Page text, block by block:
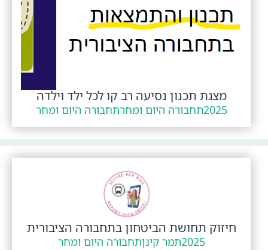
מצגת תכנון נסיעה רב קו לכל ילד וילדה
2025תחבורה היום ומחרתחבורה היום ומחר
חיזוק תחושת הביטחון בתחבורה הציבורית
2025תמר קינןתחבורה היום ומחר